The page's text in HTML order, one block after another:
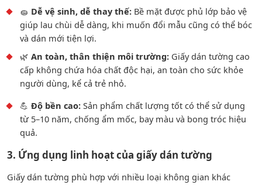
🧽 Dễ vệ sinh, dễ thay thế: Bề mặt được phủ lớp bảo vệ
giúp lau chùi dễ dàng, khi muốn đổi mẫu cũng có thể bóc
và dán mới tiện lợi.
🌿 An toàn, thân thiện môi trường: Giấy dán tường cao
cấp không chứa hóa chất độc hại, an toàn cho sức khỏe
người dùng, kể cả trẻ nhỏ.
💪 Độ bền cao: Sản phẩm chất lượng tốt có thể sử dụng
từ 5–10 năm, chống ẩm mốc, bay màu và bong tróc hiệu
quả.
3. Ứng dụng linh hoạt của giấy dán tường
Giấy dán tường phù hợp với nhiều loại không gian khác